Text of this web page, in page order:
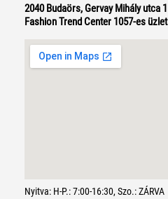
2040 Budaörs, Gervay Mihály utca 1
Fashion Trend Center 1057-es üzlet
Nyitva: H-P.: 7:00-16:30, Szo.: ZÁRVA